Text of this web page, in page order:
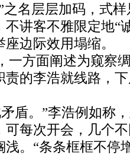
之名层层加码，式
不讲客不雅限定地“
边际效用塌缩。
一方面阐述为窥察
责的李浩就线路，
盾。”李浩例如称
可每次开会，几个
。“条条框框不停